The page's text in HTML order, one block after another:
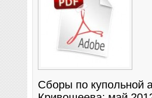
Сборы по купольной